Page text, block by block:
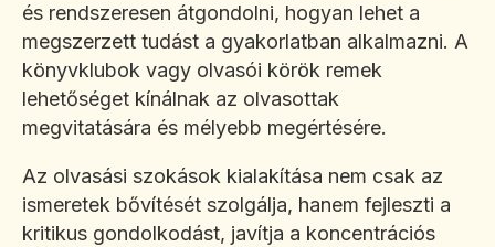
és rendszeresen átgondolni, hogyan lehet a
megszerzett tudást a gyakorlatban alkalmazni. A
könyvklubok vagy olvasói körök remek
lehetőséget kínálnak az olvasottak
megvitatására és mélyebb megértésére.
Az olvasási szokások kialakítása nem csak az
ismeretek bővítését szolgálja, hanem fejleszti a
kritikus gondolkodást, javítja a koncentrációs